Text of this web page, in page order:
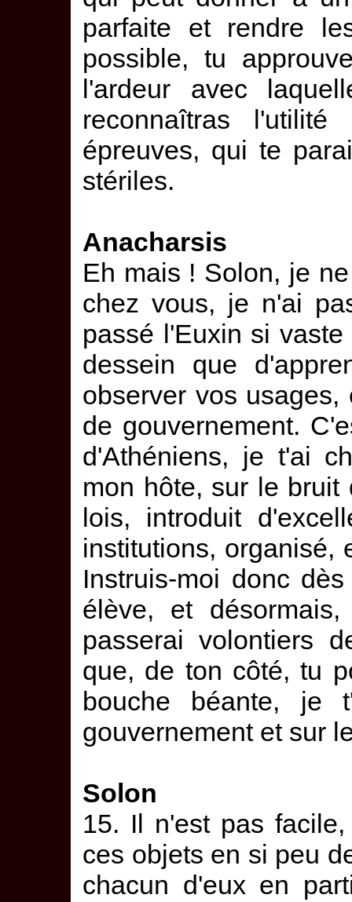
parfaite et rendre
possible, tu
l'ardeur avec
reconnaîtras
épreuves, qui te
stériles.
Anacharsis
Eh mais ! Solon, je
chez vous, je n'ai
passé l'Euxin si
dessein que
observer vos
de gouvernement.
d'Athéniens, je t'ai
mon hôte, sur le
lois, introduit
institutions, organisé,
Instruis-moi donc
élève, et
passerai volontiers
que, de ton côté, tu
bouche béante, je
gouvernement et sur
Solon
15. Il n'est pas
ces objets en si peu
chacun d'eux en